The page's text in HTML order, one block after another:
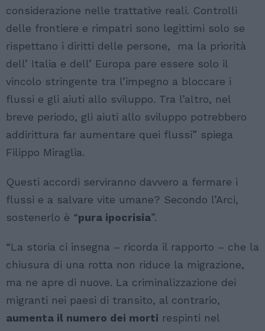
considerazione nelle trattative reali. Controlli
delle frontiere e rimpatri sono legittimi solo se
rispettano i diritti delle persone, ma la priorità
dell’ Italia e dell’ Europa pare essere solo il
vincolo stringente tra l’impegno a bloccare i
flussi e gli aiuti allo sviluppo. Tra l’altro, nel
breve periodo, gli aiuti allo sviluppo potrebbero
addirittura far aumentare quei flussi” spiega
Filippo Miraglia.
Questi accordi serviranno davvero a fermare i
flussi e a salvare vite umane? Secondo l’Arci,
sostenerlo è “pura ipocrisia”.
“La storia ci insegna – ricorda il rapporto – che la
chiusura di una rotta non riduce la migrazione,
ma ne apre di nuove. La criminalizzazione dei
migranti nei paesi di transito, al contrario,
aumenta il numero dei morti respinti nel